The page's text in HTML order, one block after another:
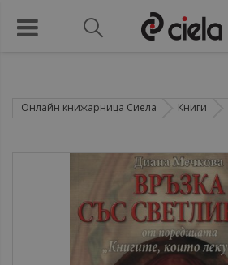
Онлайн книжарница Сиела Книги